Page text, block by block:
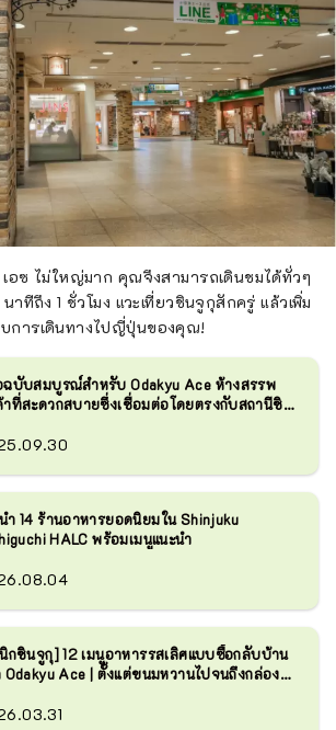
อซ ไม่ใหญ่มาก คุณจึงสามารถเดินชมได้ทั่วๆ
าทีถึง 1 ชั่วโมง แวะเที่ยวชินจูกุสักครู่ แล้วเพิ่ม
การเดินทางไปญี่ปุ่นของคุณ!
บับสมบูรณ์สำหรับ Odakyu Ace ห้างสรรพ
ที่สะดวกสบายซึ่งเชื่อมต่อโดยตรงกับสถานีชิน
ำ 14 ร้านอาหารยอดนิยมใน Shinjuku
HALC พร้อมเมนูแนะนำ
กชินจูกุ] 12 เมนูอาหารรสเลิศแบบซื้อกลับบ้าน
Odakyu Ace | ตั้งแต่ขนมหวานไปจนถึงกล่อง